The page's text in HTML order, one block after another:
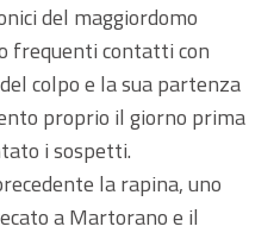
del maggiordomo
frequenti contatti con
colpo e la sua partenza
proprio il giorno prima
i sospetti.
la rapina, uno
a Martorano e il